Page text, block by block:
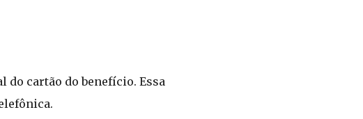
do cartão do benefício. Essa